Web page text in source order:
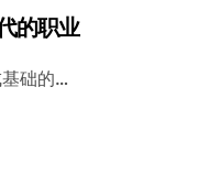
的职业
基础的…